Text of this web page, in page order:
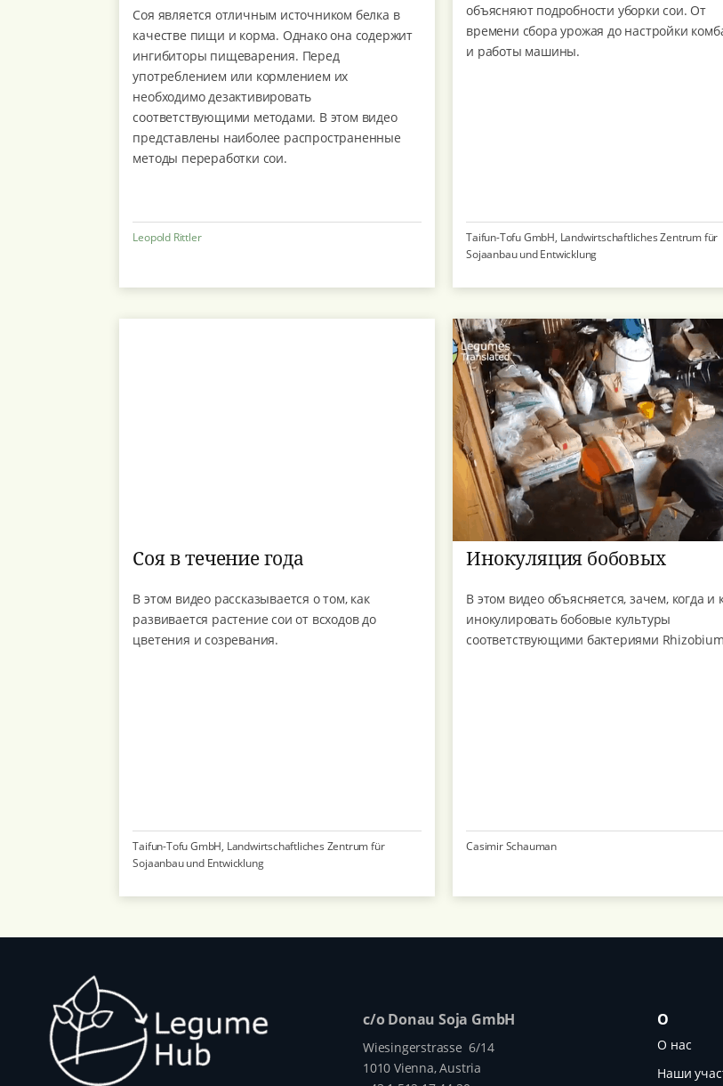
Соя является отличным источником белка в
качестве пищи и корма. Однако она содержит
ингибиторы пищеварения. Перед
употреблением или кормлением их
необходимо дезактивировать
соответствующими методами. В этом видео
представлены наиболее распространенные
методы переработки сои.
Leopold Rittler
объясняют подробности уборки сои. От
времени сбора урожая до настройки
и работы машины.
Taifun-Tofu GmbH, Landwirtschaftliches Zentrum für
Sojaanbau und Entwicklung
Соя в течение года
В этом видео рассказывается о том, как
развивается растение сои от всходов до
цветения и созревания.
Taifun-Tofu GmbH, Landwirtschaftliches Zentrum für
Sojaanbau und Entwicklung
Инокуляция бобовых
В этом видео объясняется, зачем, когда и
инокулировать бобовые культуры
соответствующими бактериями
Casimir Schauman
c/o Donau Soja GmbH
Wiesingerstrasse 6/14
1010 Vienna, Austria
О
О нас
Наши